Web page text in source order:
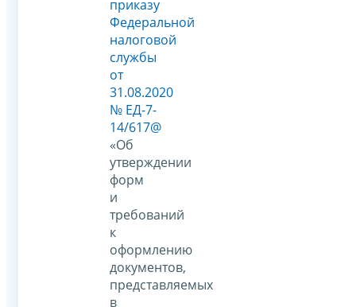
приказу
Федеральной
налоговой
службы
от
31.08.2020
№ ЕД-7-
14/617@
«Об
утверждении
форм
и
требований
к
оформлению
документов,
представляемых
в